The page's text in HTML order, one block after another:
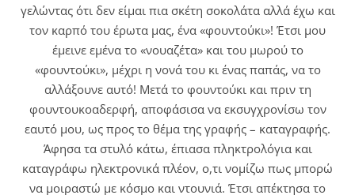
γελώντας ότι δεν είμαι πια σκέτη σοκολάτα αλλά έχω και
τον καρπό του έρωτα μας, ένα «φουντούκι»! Έτσι μου
έμεινε εμένα το «νουαζέτα» και του μωρού το
«φουντούκι», μέχρι η νονά του κι ένας παπάς, να το
αλλάξουνε αυτό! Μετά το φουντούκι και πριν τη
φουντουκοαδερφή, αποφάσισα να εκσυγχρονίσω τον
εαυτό μου, ως προς το θέμα της γραφής – καταγραφής.
Άφησα τα στυλό κάτω, έπιασα πληκτρολόγια και
καταγράφω ηλεκτρονικά πλέον, ο,τι νομίζω πως μπορώ
να μοιραστώ με κόσμο και ντουνιά. Έτσι απέκτησα το